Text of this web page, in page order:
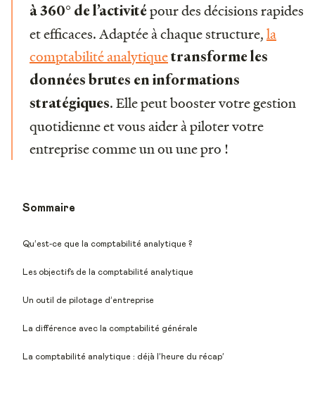
à 360° de l’activitépour des décisions rapides
et efficaces. Adaptée à chaque structure,la
comptabilité analytiquetransforme les
données brutes en informations
stratégiques. Elle peut booster votre gestion
quotidienne et vous aider à piloter votre
entreprise comme un ou une pro !
Sommaire
Qu’est-ce que la comptabilité analytique ?
Les objectifs de la comptabilité analytique
Un outil de pilotage d’entreprise
La différence avec la comptabilité générale
La comptabilité analytique : déjà l’heure du récap’